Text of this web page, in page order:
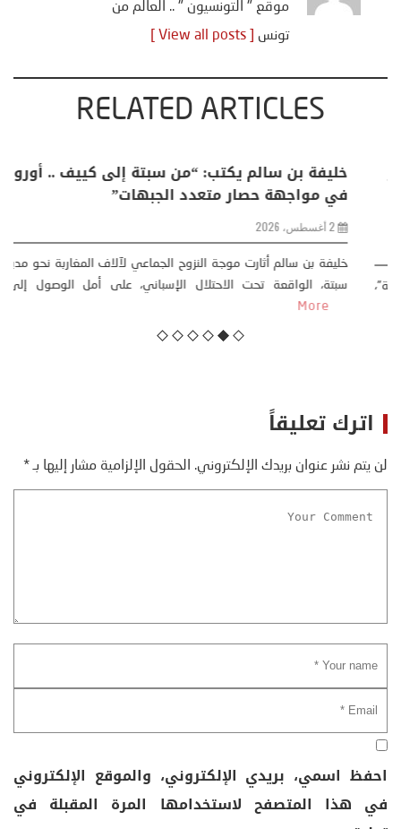
موقع " التونسيون " .. العالم من
تونس
RELATED ARTICLES
منذر بالضيافي يكتب حول: التغيرات المناخية: اكثر
من ظاهرة طبيعية .. تحول اجتماعي وحضاري (
مقاربة سوسيولوجية )
كتب: منذر بالضيافي بدأت قصتي مع التغييرات المناخية ” المتطرفة”،
منذ نهاية ثمانينات القرن الماضي، حين أطردنا ...
اترك تعليقاً
لن يتم نشر عنوان بريدك الإلكتروني. الحقول الإلزامية مشار إليها بـ*
احفظ اسمي، بريدي الإلكتروني، والموقع الإلكتروني
في هذا المتصفح لاستخدامها المرة المقبلة في